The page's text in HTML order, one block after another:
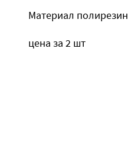
Материал полирезин
цена за 2 шт